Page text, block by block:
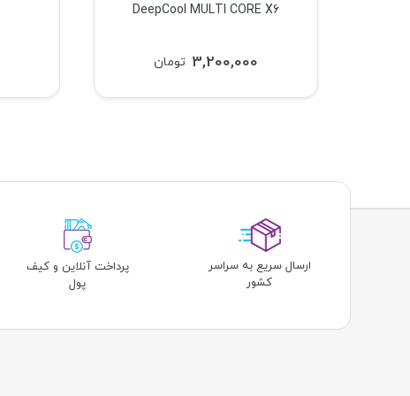
DeepCool MULTI CORE X6
تومان 3,200,000
ارسال سریع به سراسر
کشور
پرداخت آنلاین و کیف
پول